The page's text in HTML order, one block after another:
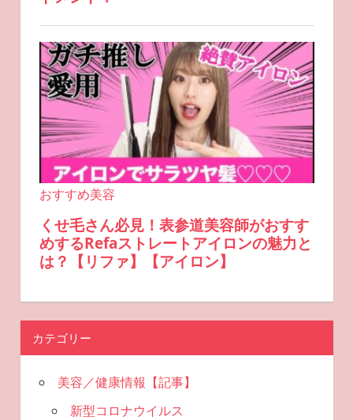
カテゴリー
美容／健康情報【記事】
新型コロナウイルス